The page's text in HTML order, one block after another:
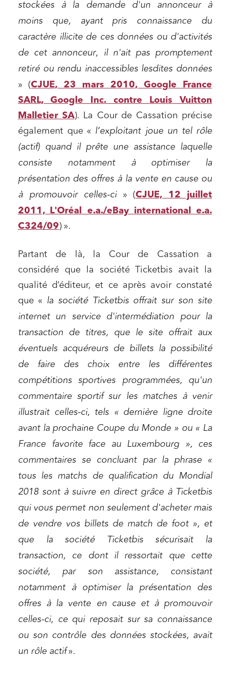
stockées à la demande d'un annonceur à
moins que, ayant pris connaissance du
caractère illicite de ces données ou d'activités
de cet annonceur, il n'ait pas promptement
retiré ou rendu inaccessibles lesdites données
» (CJUE, 23 mars 2010, Google France
SARL, Google Inc. contre Louis Vuitton
Malletier SA). La Cour de Cassation précise
également que « l’exploitant joue un tel rôle
(actif) quand il prête une assistance laquelle
consiste notamment à optimiser la
présentation des offres à la vente en cause ou
à promouvoir celles-ci» (CJUE, 12 juillet
2011, L'Oréal e.a./eBay international e.a.
C324/09) ».
Partant de là, la Cour de Cassation a
considéré que la société Ticketbis avait la
qualité d’éditeur, et ce après avoir constaté
que « la société Ticketbis offrait sur son site
internet un service d'intermédiation pour la
transaction de titres, que le site offrait aux
éventuels acquéreurs de billets la possibilité
de faire des choix entre les différentes
compétitions sportives programmées, qu'un
commentaire sportif sur les matches à venir
illustrait celles-ci, tels « dernière ligne droite
avant la prochaine Coupe du Monde » ou « La
France favorite face au Luxembourg », ces
commentaires se concluant par la phrase «
tous les matchs de qualification du Mondial
2018 sont à suivre en direct grâce à Ticketbis
qui vous permet non seulement d'acheter mais
de vendre vos billets de match de foot », et
que la société Ticketbis sécurisait la
transaction, ce dont il ressortait que cette
société, par son assistance, consistant
notamment à optimiser la présentation des
offres à la vente en cause et à promouvoir
celles-ci, ce qui reposait sur sa connaissance
ou son contrôle des données stockées, avait
un rôle actif».
Associations et acteurs de l’économie sociale et
solidaire
Media et édition
Établissements financiers
Mobilité et transport
Règlement des litiges
Droit du numérique, données et conformité
Relations sociales et droit du travail